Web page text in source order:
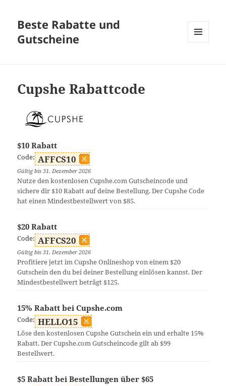
Beste Rabatte und
Gutscheine
Cupshe Rabattcode
$10 Rabatt
Code: AFFCS10
Gültig bis 31. Dezember 2026
Nutze den kostenlosen Cupshe.com Gutscheincode und
sichere dir $10 Rabatt auf deine Bestellung. Der Cupshe Code
hat einen Mindestbestellwert von $85.
$20 Rabatt
Code: AFFCS20
Gültig bis 31. Dezember 2026
Profitiere jetzt im Cupshe Onlineshop von einem $20
Gutschein den du bei deiner Bestellung einlösen kannst. Der
Mindestbestellwert beträgt $125.
15% Rabatt bei Cupshe.com
Code: HELLO15
Löse den kostenlosen Cupshe Gutschein ein und erhalte 15%
Rabatt. Der Cupshe.com Gutscheincode gilt ab $99
Bestellwert.
$5 Rabatt bei Bestellungen über $65